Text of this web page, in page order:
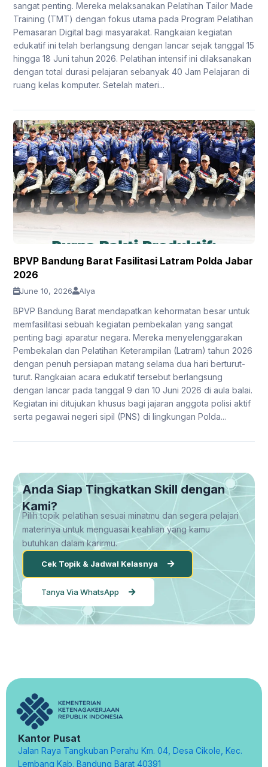
sangat penting. Mereka melaksanakan Pelatihan Tailor Made
Training (TMT) dengan fokus utama pada Program Pelatihan
Pemasaran Digital bagi masyarakat. Rangkaian kegiatan
edukatif ini telah berlangsung dengan lancar sejak tanggal 15
hingga 18 Juni tahun 2026. Pelatihan intensif ini dilaksanakan
dengan total durasi pelajaran sebanyak 40 Jam Pelajaran di
ruang kelas komputer. Setelah materi...
BPVP Bandung Barat Fasilitasi Latram Polda Jabar
2026
June 10, 2026 Alya
BPVP Bandung Barat mendapatkan kehormatan besar untuk
memfasilitasi sebuah kegiatan pembekalan yang sangat
penting bagi aparatur negara. Mereka menyelenggarakan
Pembekalan dan Pelatihan Keterampilan (Latram) tahun 2026
dengan penuh persiapan matang selama dua hari berturut-
turut. Rangkaian acara edukatif tersebut berlangsung
dengan lancar pada tanggal 9 dan 10 Juni 2026 di aula balai.
Kegiatan ini ditujukan khusus bagi jajaran anggota polisi aktif
serta pegawai negeri sipil (PNS) di lingkungan Polda...
Anda Siap Tingkatkan Skill dengan
Kami?
Pilih topik pelatihan sesuai minatmu dan segera pelajari
materinya untuk menguasai keahlian yang kamu
butuhkan dalam karirmu.
Cek Topik & Jadwal Kelasnya
Tanya Via WhatsApp
Kantor Pusat
Jalan Raya Tangkuban Perahu Km. 04, Desa Cikole, Kec.
Lembang Kab. Bandung Barat 40391